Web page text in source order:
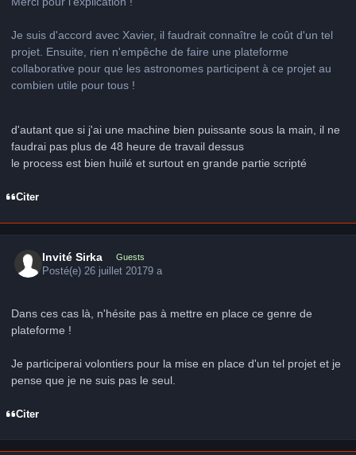
Je suis d'accord avec Xavier, il faudrait connaître le coût d'un tel
projet. Ensuite, rien n'empêche de faire une plateforme
collaborative pour que les astronomes participent à ce projet au
combien utile pour tous !
d'autant que si j'ai une machine bien puissante sous la main, il ne
faudrai pas plus de 48 heure de travail dessus
le process est bien huilé et surtout en grande partie scripté
Citer
Invité Sirka Guests
Posté(e)26 juillet 20179 a
Dans ces cas là, n'hésite pas à mettre en place ce genre de
plateforme !
Je participerai volontiers pour la mise en place d'un tel projet et je
pense que je ne suis pas le seul.
Citer